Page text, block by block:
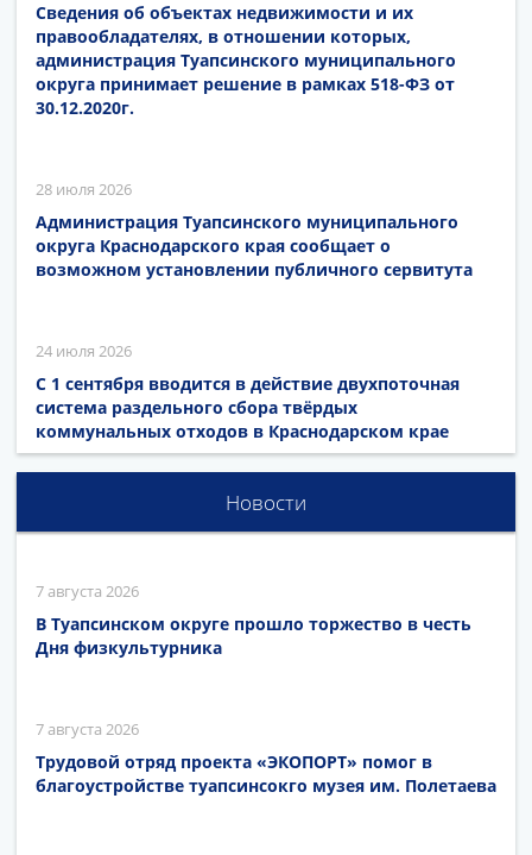
Сведения об объектах недвижимости и их
правообладателях, в отношении которых,
администрация Туапсинского муниципального
округа принимает решение в рамках 518-ФЗ от
30.12.2020г.
28 июля 2026
Администрация Туапсинского муниципального
округа Краснодарского края сообщает о
возможном установлении публичного сервитута
24 июля 2026
С 1 сентября вводится в действие двухпоточная
система раздельного сбора твёрдых
коммунальных отходов в Краснодарском крае
Новости
7 августа 2026
В Туапсинском округе прошло торжество в честь
Дня физкультурника
7 августа 2026
Трудовой отряд проекта «ЭКОПОРТ» помог в
благоустройстве туапсинсокго музея им. Полетаева